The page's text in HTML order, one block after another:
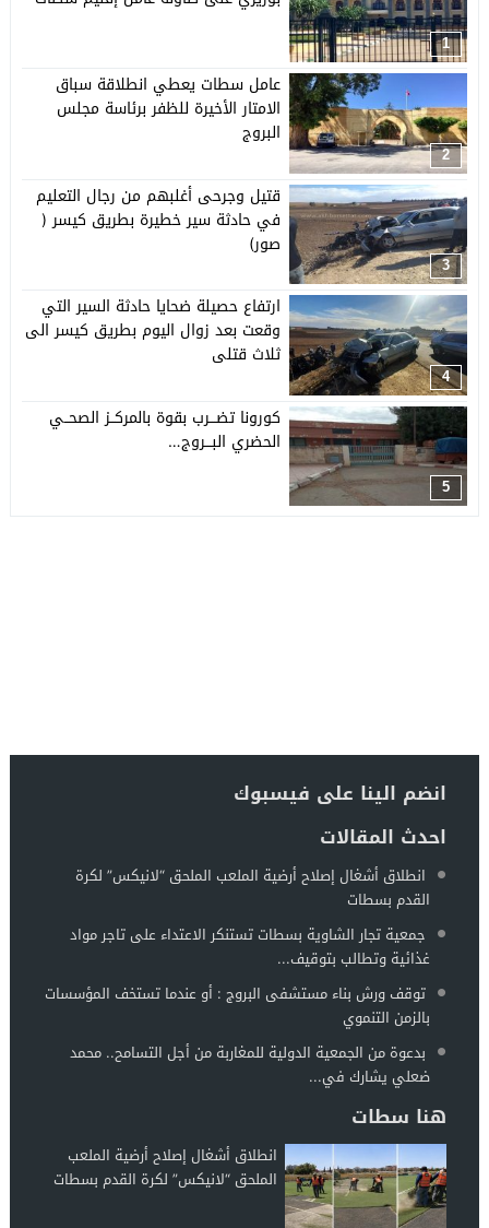
1
2
عامل سطات يعطي انطلاقة سباق
الامتار الأخيرة للظفر برئاسة مجلس
البروج
3
قتيل وجرحى أغلبهم من رجال التعليم
في حادثة سير خطيرة بطريق كيسر (
صور)
4
ارتفاع حصيلة ضحايا حادثة السير التي
وقعت بعد زوال اليوم بطريق كيسر الى
ثلاث قتلى
5
كورونا تضـــرب بقوة بالمركــز الصحــي
الحضري البـــروج…
انضم الينا على فيسبوك
احدث المقالات
انطلاق أشغال إصلاح أرضية الملعب الملحق “لانيكس” لكرة
القدم بسطات
جمعية تجار الشاوية بسطات تستنكر الاعتداء على تاجر مواد
غذائية وتطالب بتوقيف...
توقف ورش بناء مستشفى البروج : أو عندما تستخف المؤسسات
بالزمن التنموي
بدعوة من الجمعية الدولية للمغاربة من أجل التسامح.. محمد
ضعلي يشارك في...
هنا سطات
انطلاق أشغال إصلاح أرضية الملعب
الملحق “لانيكس” لكرة القدم بسطات